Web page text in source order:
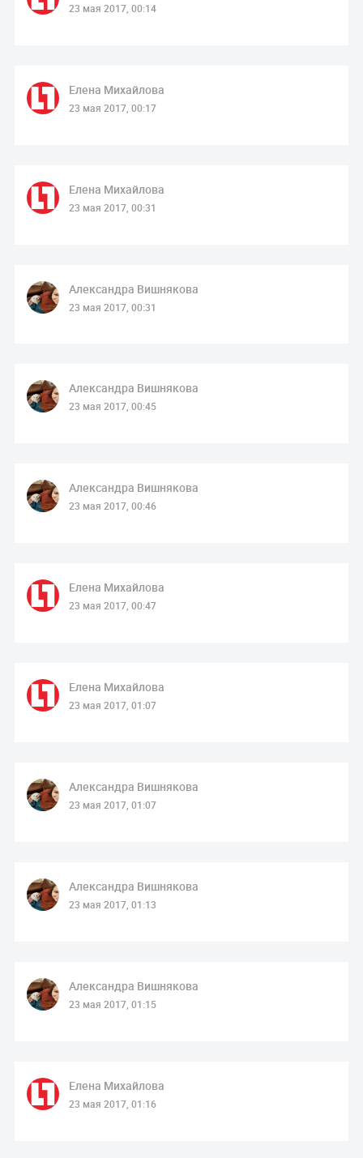
23 мая 2017, 00:14
Елена Михайлова
23 мая 2017, 00:17
Елена Михайлова
23 мая 2017, 00:31
Александра Вишнякова
23 мая 2017, 00:31
Александра Вишнякова
23 мая 2017, 00:45
Александра Вишнякова
23 мая 2017, 00:46
Елена Михайлова
23 мая 2017, 00:47
Елена Михайлова
23 мая 2017, 01:07
Александра Вишнякова
23 мая 2017, 01:07
Александра Вишнякова
23 мая 2017, 01:13
Александра Вишнякова
23 мая 2017, 01:15
Елена Михайлова
23 мая 2017, 01:16